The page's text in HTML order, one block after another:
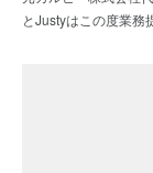
とJustyはこの度業